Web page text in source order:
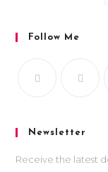
Follow Me
Newsletter
Receive the latest